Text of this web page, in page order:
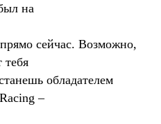
на
сейчас. Возможно,
тебя
обладателем
–